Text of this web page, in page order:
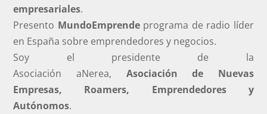
empresariales.
Presento MundoEmprendeprograma de radio líder
en España sobre emprendedores y negocios.
Soy el presidente de la
Asociación aNerea, Asociación de Nuevas
Empresas, Roamers, Emprendedores y
Autónomos.